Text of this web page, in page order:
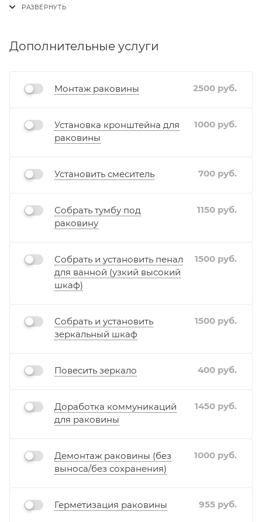
стоимости доставки можно увидеть при расчете
операторов.
Дополнительные услуги
Монтаж раковины 2500 руб.
Установка кронштейна для
раковины
1000 руб.
Установить смеситель 700 руб.
Собрать тумбу под
раковину
1150 руб.
Собрать и установить пенал
для ванной (узкий высокий
шкаф)
1500 руб.
Собрать и установить
зеркальный шкаф
1500 руб.
Повесить зеркало 400 руб.
Доработка коммуникаций
для раковины
1450 руб.
Демонтаж раковины (без
выноса/без сохранения)
1000 руб.
Герметизация раковины 955 руб.